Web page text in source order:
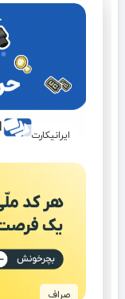
ایرانیکارت
صراف